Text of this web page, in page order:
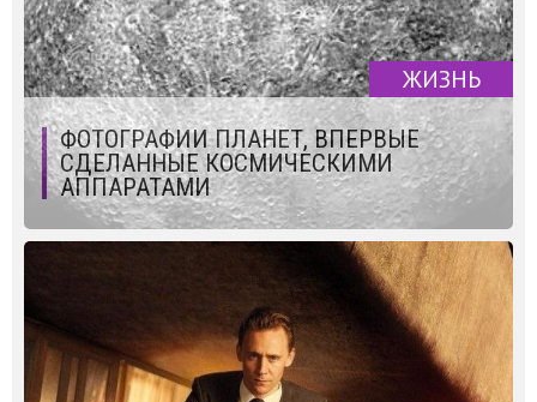
ЖИЗНЬ
ФОТОГРАФИИ ПЛАНЕТ, ВПЕРВЫЕ
СДЕЛАННЫЕ КОСМИЧЕСКИМИ
АППАРАТАМИ